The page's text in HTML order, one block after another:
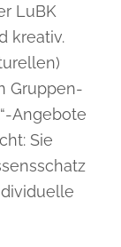
LuBK
kreativ.
Gruppen-
Angebote
Sie